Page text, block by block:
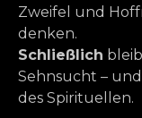
Zweifel und
denken.
Schließlich
Sehnsucht –
des Spirituellen.